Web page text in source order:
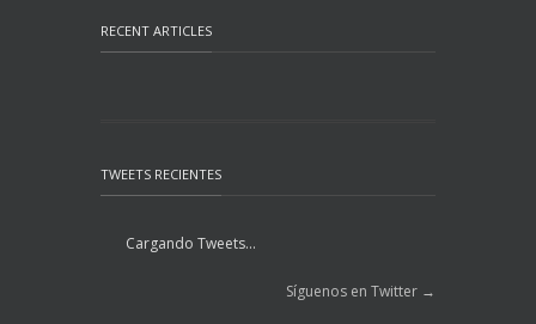
RECENT ARTICLES
TWEETS RECIENTES
Cargando Tweets...
Síguenos en Twitter →